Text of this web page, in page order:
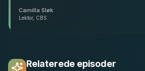
Camilla Sløk
Lektor, CBS
Relaterede episoder